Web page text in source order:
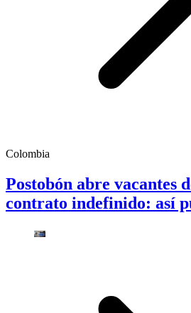
Colombia
Postobón abre vacantes
contrato indefinido: así